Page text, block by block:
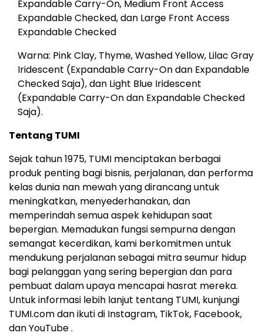
Expandable Carry-On, Medium Front Access
Expandable Checked, dan Large Front Access
Expandable Checked
Warna: Pink Clay, Thyme, Washed Yellow, Lilac Gray
Iridescent (Expandable Carry-On dan Expandable
Checked Saja), dan Light Blue Iridescent
(Expandable Carry-On dan Expandable Checked
Saja).
Tentang TUMI
Sejak tahun 1975, TUMI menciptakan berbagai
produk penting bagi bisnis, perjalanan, dan performa
kelas dunia nan mewah yang dirancang untuk
meningkatkan, menyederhanakan, dan
memperindah semua aspek kehidupan saat
bepergian. Memadukan fungsi sempurna dengan
semangat kecerdikan, kami berkomitmen untuk
mendukung perjalanan sebagai mitra seumur hidup
bagi pelanggan yang sering bepergian dan para
pembuat dalam upaya mencapai hasrat mereka.
Untuk informasi lebih lanjut tentang TUMI, kunjungi
TUMI.com dan ikuti di Instagram, TikTok, Facebook,
dan YouTube .